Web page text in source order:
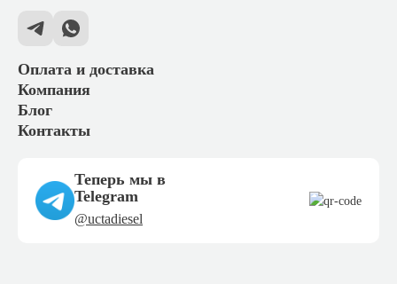
Оплата и доставка
Компания
Блог
Контакты
Теперь мы в
Telegram
@uctadiesel